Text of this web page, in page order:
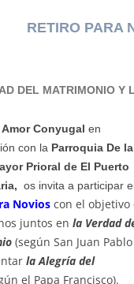
RETIRO PARA
DEL MATRIMONIO Y
Conyugal en
con la Parroquia De la
Prioral de El
os invita a participar
Novios con el objetivo
juntos en la Verdad
(según San Juan
la Alegría del
el Papa Francisco).